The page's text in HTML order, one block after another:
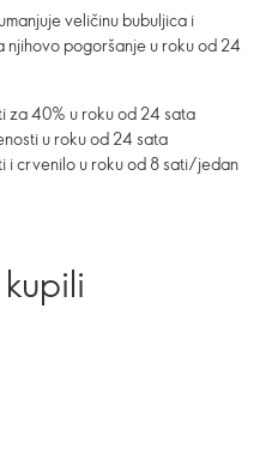
veličinu bubuljica i
pogoršanje u roku od 24
za 40% u roku od 24 sata
u roku od 24 sata
i crvenilo u roku od 8 sati/jedan